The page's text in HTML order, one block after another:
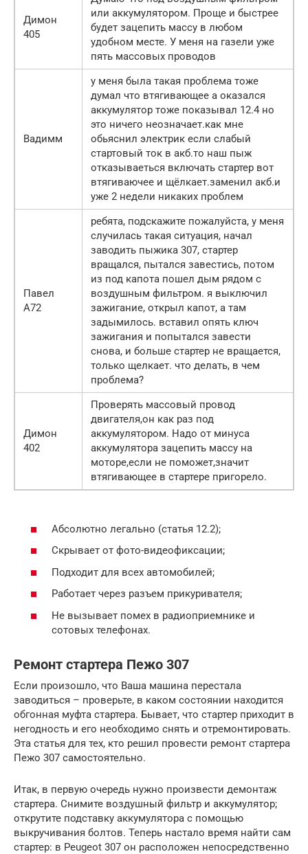
Димон
405
или аккумулятором. Проще и быстрее
будет зацепить массу в любом
удобном месте. У меня на газели уже
пять массовых проводов
Вадимм
у меня была такая проблема тоже
думал что втягивающее а оказался
аккумулятор тоже показывал 12.4 но
это ничего неозначает.как мне
обьяснил электрик если слабый
стартовый ток в акб.то наш пыж
отказываеться включать стартер вот
втягиваючее и щёлкает.заменил акб.и
уже 2 недели никаких проблем
Павел
А72
ребята, подскажите пожалуйста, у меня
случилась такая ситуация, начал
заводить пыжика 307, стартер
вращался, пытался завестись, потом
из под капота пошел дым рядом с
воздушным фильтром. я выключил
зажигание, открыл капот, а там
задымилось. вставил опять ключ
зажигания и попытался завести
снова, и больше стартер не вращается,
только щелкает. что делать, в чем
проблема?
Димон
402
Проверять массовый провод
двигателя,он как раз под
аккумулятором. Надо от минуса
аккумулятора зацепить массу на
моторе,если не поможет,значит
втягивающее в стартере пригорело.
Абсолютно легально (статья 12.2);
Скрывает от фото-видеофиксации;
Подходит для всех автомобилей;
Работает через разъем прикуривателя;
Не вызывает помех в радиоприемнике и
сотовых телефонах.
Ремонт стартера Пежо 307
Если произошло, что Ваша машина перестала
заводиться – проверьте, в каком состоянии находится
обгонная муфта стартера. Бывает, что стартер приходит в
негодность и его необходимо снять и отремонтировать.
Эта статья для тех, кто решил провести ремонт стартера
Пежо 307 самостоятельно.
Итак, в первую очередь нужно произвести демонтаж
стартера. Снимите воздушный фильтр и аккумулятор;
открутите подставку аккумулятора с помощью
выкручивания болтов. Теперь настало время найти сам
стартер: в Peugeot 307 он расположен непосредственно